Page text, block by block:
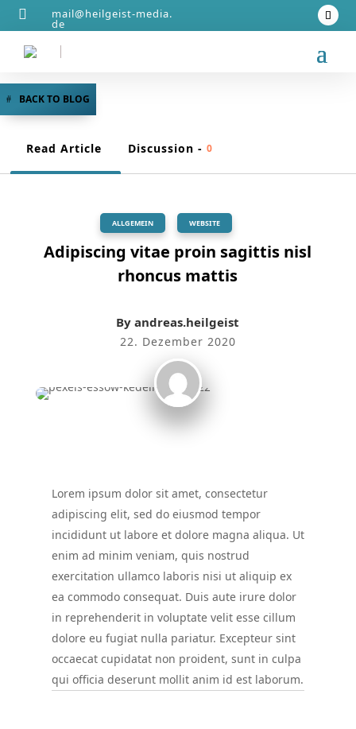
 mail@heilgeist‑media.
de
BACK TO BLOG
Read Article Discussion - 0
ALLGEMEIN WEBSITE
Adipiscing vitae proin sagittis nisl
rhoncus mattis
Byandreas.heilgeist
22. Dezember 2020
Lorem ipsum dolor sit amet, consectetur
adipiscing elit, sed do eiusmod tempor
incididunt ut labore et dolore magna aliqua. Ut
enim ad minim veniam, quis nostrud
exercitation ullamco laboris nisi ut aliquip ex
ea commodo consequat. Duis aute irure dolor
in reprehenderit in voluptate velit esse cillum
dolore eu fugiat nulla pariatur. Excepteur sint
occaecat cupidatat non proident, sunt in culpa
qui officia deserunt mollit anim id est laborum.